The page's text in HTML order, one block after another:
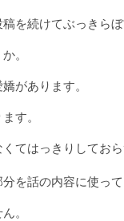
を続けてぶっきら
。
があります。
す。
てはっきりしてお
を話の内容に使って
。